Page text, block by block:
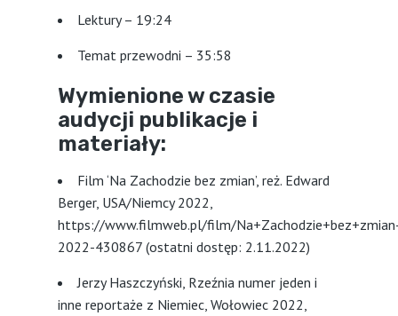
Lektury – 19:24
Temat przewodni – 35:58
Wymienione w czasie
audycji publikacje i
materiały:
Film ‘Na Zachodzie bez zmian’, reż. Edward
Berger, USA/Niemcy 2022,
https://www.filmweb.pl/film/
2022-430867 (ostatni dostęp: 2.11.2022)
Jerzy Haszczyński, Rzeźnia numer jeden i
inne reportaże z Niemiec, Wołowiec 2022,